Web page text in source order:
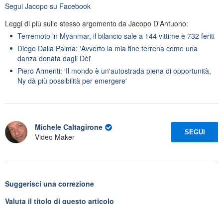
Segui Jacopo su Facebook
Leggi di più sullo stesso argomento da Jacopo D'Antuono:
Terremoto in Myanmar, il bilancio sale a 144 vittime e 732 feriti
Diego Dalla Palma: 'Avverto la mia fine terrena come una
danza donata dagli Dèi'
Piero Armenti: 'Il mondo è un'autostrada piena di opportunità,
Ny dà più possibilità per emergere'
Michele Caltagirone
Video Maker
SEGUI
Suggerisci una correzione
Valuta il titolo di questo articolo